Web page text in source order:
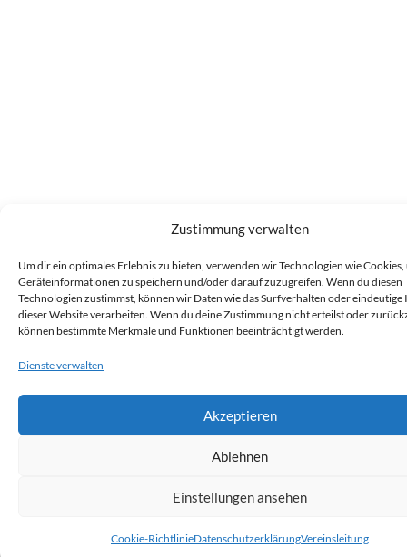
Zustimmung verwalten
Um dir ein optimales Erlebnis zu bieten, verwenden wir Technologien wie Cookies,
Geräteinformationen zu speichern und/oder darauf zuzugreifen. Wenn du diesen
Technologien zustimmst, können wir Daten wie das Surfverhalten oder eindeutige
dieser Website verarbeiten. Wenn du deine Zustimmung nicht erteilst oder
können bestimmte Merkmale und Funktionen beeinträchtigt werden.
Dienste verwalten
Akzeptieren
Ablehnen
Einstellungen ansehen
Cookie-RichtlinieDatenschutzerklärungVereinsleitung